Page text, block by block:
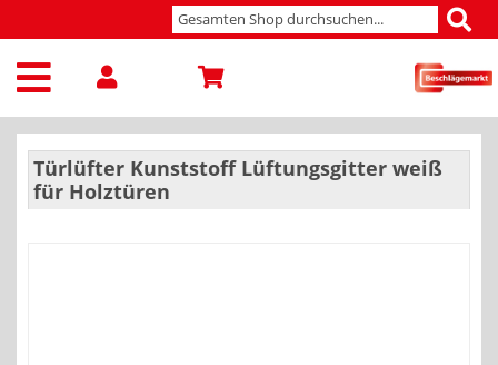
Türlüfter Kunststoff Lüftungsgitter weiß
für Holztüren